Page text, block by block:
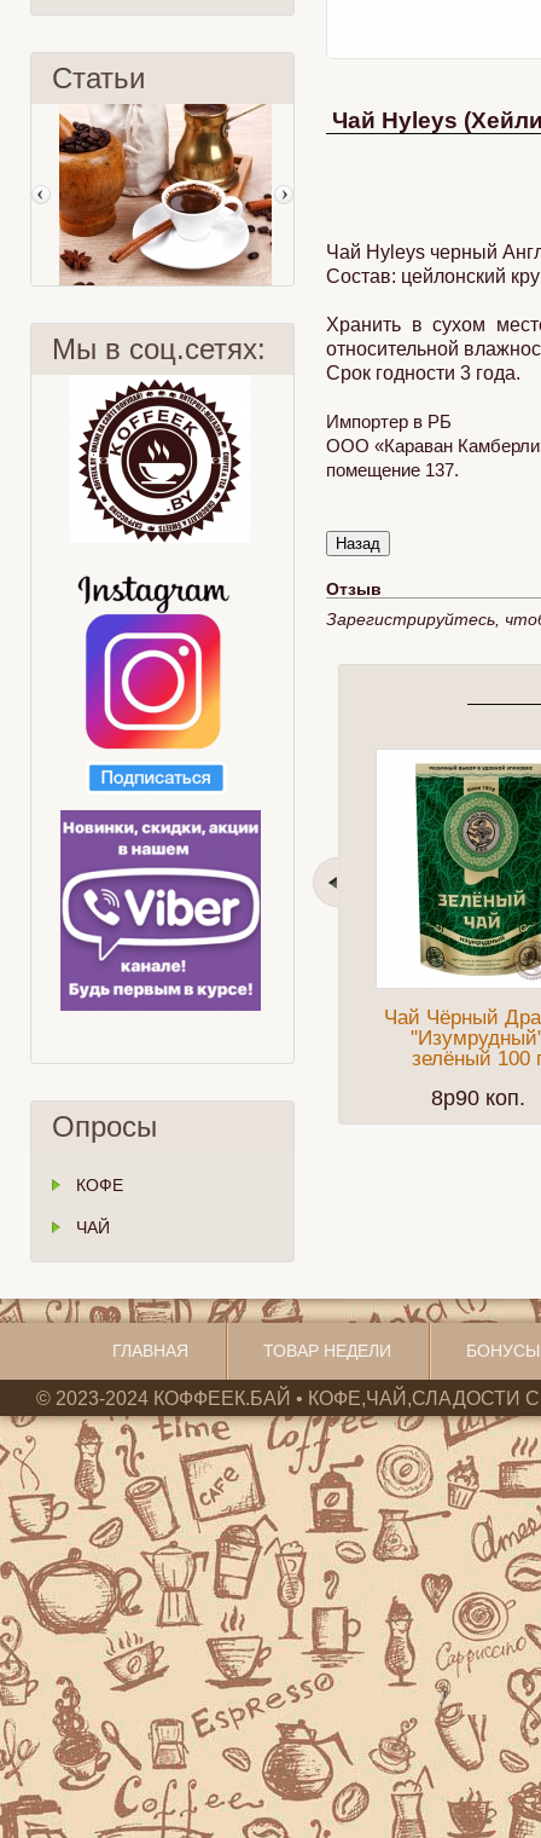
Статьи
Кофе по-восточному Лист или пакет?
Мы в соц.сетях:
Опросы
КОФЕ
ЧАЙ
Чай Hyleys
Чай Hyleys черный
Состав: цейлонский
Хранить в сухом
относительной
Срок годности 3 года.
Импортер в РБ
ООО «Караван
помещение 137.
Отзыв
Зарегистрируйтесь,
Чай Чёрный
зелёный 100
8p90 коп.
ГЛАВНАЯ ТОВАР НЕДЕЛИ
© 2023-2024 КОФФЕЕК.БАЙ • КОФЕ,ЧАЙ,СЛАДОСТИ С